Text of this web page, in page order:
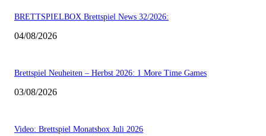
BRETTSPIELBOX Brettspiel News 32/2026:
04/08/2026
Brettspiel Neuheiten – Herbst 2026: 1 More Time Games
03/08/2026
Video: Brettspiel Monatsbox Juli 2026